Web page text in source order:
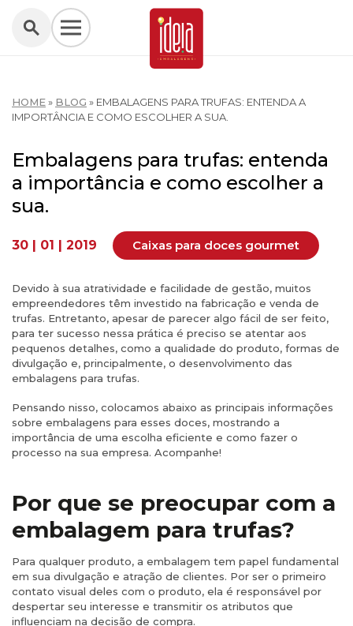
HOME» BLOG » EMBALAGENS PARA TRUFAS: ENTENDA A
IMPORTÂNCIA E COMO ESCOLHER A SUA.
Embalagens para trufas: entenda
a importância e como escolher a
sua.
30 | 01 | 2019 Caixas para doces gourmet
Devido à sua atratividade e facilidade de gestão, muitos
empreendedores têm investido na fabricação e venda de
trufas. Entretanto, apesar de parecer algo fácil de ser feito,
para ter sucesso nessa prática é preciso se atentar aos
pequenos detalhes, como a qualidade do produto, formas de
divulgação e, principalmente, o desenvolvimento das
embalagens para trufas.
Pensando nisso, colocamos abaixo as principais informações
sobre embalagens para esses doces, mostrando a
importância de uma escolha eficiente e como fazer o
processo na sua empresa. Acompanhe!
Por que se preocupar com a
embalagem para trufas?
Para qualquer produto, a embalagem tem papel fundamental
em sua divulgação e atração de clientes. Por ser o primeiro
contato visual deles com o produto, ela é responsável por
despertar seu interesse e transmitir os atributos que
influenciam na decisão de compra.